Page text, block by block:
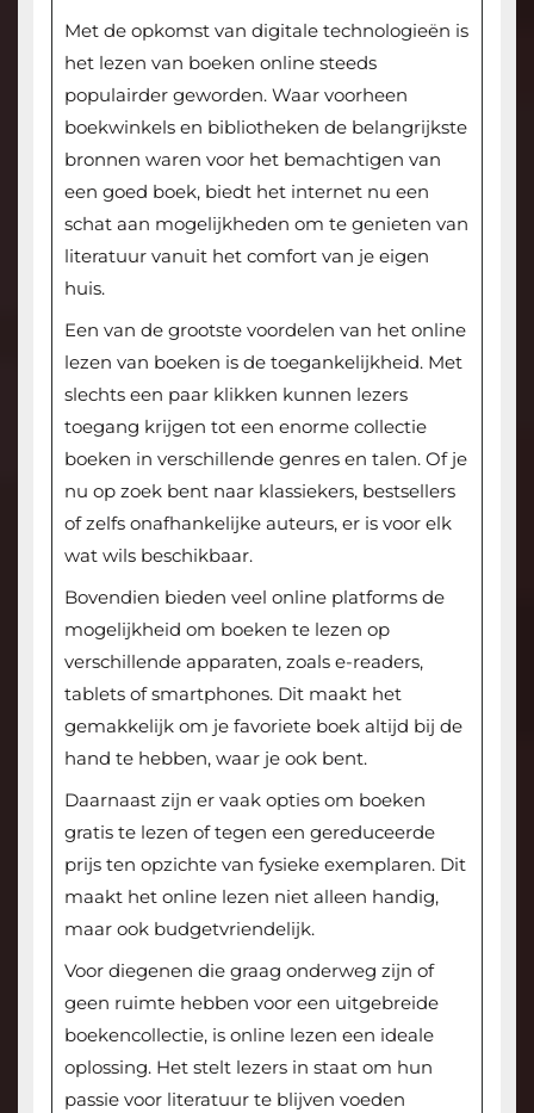
Met de opkomst van digitale technologieën is
het lezen van boeken online steeds
populairder geworden. Waar voorheen
boekwinkels en bibliotheken de belangrijkste
bronnen waren voor het bemachtigen van
een goed boek, biedt het internet nu een
schat aan mogelijkheden om te genieten van
literatuur vanuit het comfort van je eigen
huis.
Een van de grootste voordelen van het online
lezen van boeken is de toegankelijkheid. Met
slechts een paar klikken kunnen lezers
toegang krijgen tot een enorme collectie
boeken in verschillende genres en talen. Of je
nu op zoek bent naar klassiekers, bestsellers
of zelfs onafhankelijke auteurs, er is voor elk
wat wils beschikbaar.
Bovendien bieden veel online platforms de
mogelijkheid om boeken te lezen op
verschillende apparaten, zoals e-readers,
tablets of smartphones. Dit maakt het
gemakkelijk om je favoriete boek altijd bij de
hand te hebben, waar je ook bent.
Daarnaast zijn er vaak opties om boeken
gratis te lezen of tegen een gereduceerde
prijs ten opzichte van fysieke exemplaren. Dit
maakt het online lezen niet alleen handig,
maar ook budgetvriendelijk.
Voor diegenen die graag onderweg zijn of
geen ruimte hebben voor een uitgebreide
boekencollectie, is online lezen een ideale
oplossing. Het stelt lezers in staat om hun
passie voor literatuur te blijven voeden